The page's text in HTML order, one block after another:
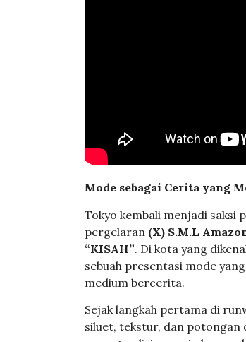
Mode sebagai Cerita yang
Tokyo kembali menjadi saksi
pergelaran (X) S.M.L
“KISAH”. Di kota yang
sebuah presentasi mode
medium bercerita.
Sejak langkah pertama di
siluet, tekstur, dan potongan